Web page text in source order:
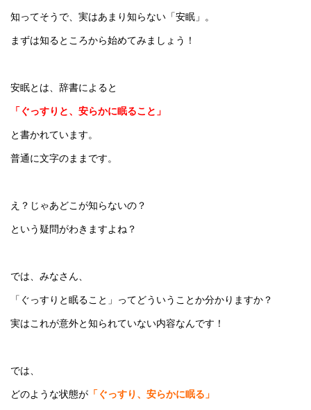
知ってそうで、実はあまり知らない「安眠」。
まずは知るところから始めてみましょう！
安眠とは、辞書によると
「ぐっすりと、安らかに眠ること」
と書かれています。
普通に文字のままです。
え？じゃあどこが知らないの？
という疑問がわきますよね？
では、みなさん、
「ぐっすりと眠ること」ってどういうことか分かりますか？
実はこれが意外と知られていない内容なんです！
では、
どのような状態が 「ぐっすり、安らかに眠る」